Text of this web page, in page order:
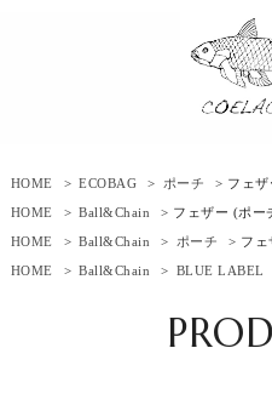
HOME > ECOBAG > ポーチ
> フェ
HOME
> Ball&Chain
> フェザー (ポー
HOME
> Ball&Chain > ポーチ
> フェ
HOME
> Ball&Chain > BLUE LABEL